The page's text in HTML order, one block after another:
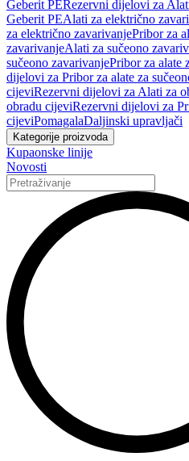
Geberit PERezervni dijelovi za
Geberit PEAlati za električno
za električno zavarivanjePribor za
zavarivanjeAlati za sučeono
sučeono zavarivanjePribor za alate
dijelovi za Pribor za alate za
cijeviRezervni dijelovi za Alati za
obradu cijeviRezervni dijelovi za
cijeviPomagalaDaljinski upravljači
Kategorije proizvoda
Kupaonske linije
Novosti